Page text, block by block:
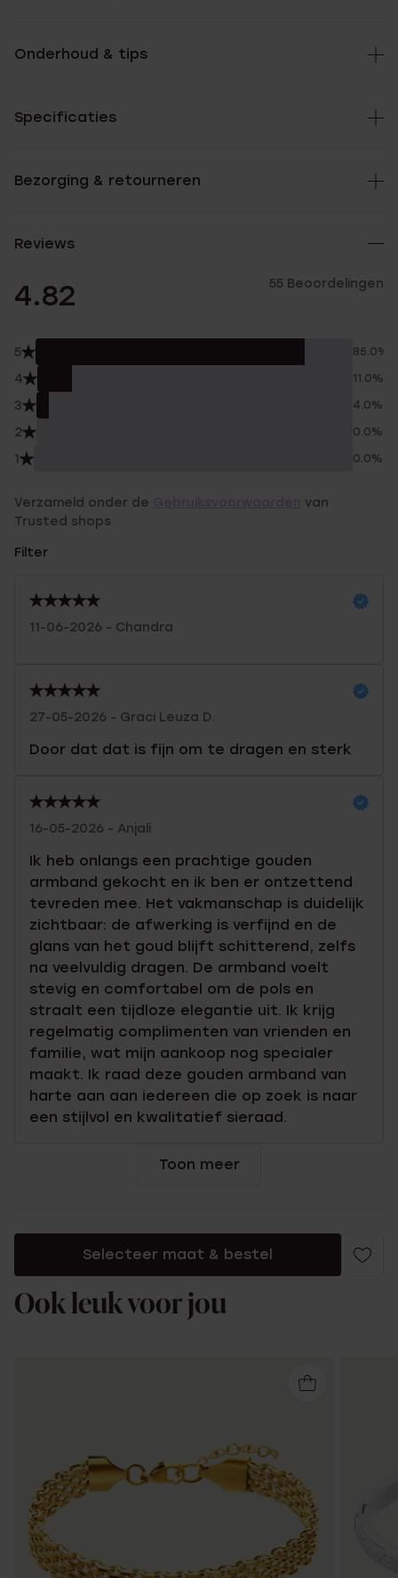
Onderhoud & tips
Specificaties
Bezorging & retourneren
Reviews
4.82 55 Beoordelingen
5 85.0%
4 11.0%
3 4.0%
2 0.0%
1 0.0%
Verzameld onder de
van
Trusted shops
Filter
11-06-2026 - Chandra
27-05-2026 - Graci Leuza D.
Door dat dat is fijn om te dragen en sterk
16-05-2026 - Anjali
Ik heb onlangs een prachtige gouden
armband gekocht en ik ben er ontzettend
tevreden mee. Het vakmanschap is duidelijk
zichtbaar: de afwerking is verfijnd en de
glans van het goud blijft schitterend, zelfs
na veelvuldig dragen. De armband voelt
stevig en comfortabel om de pols en
straalt een tijdloze elegantie uit. Ik krijg
regelmatig complimenten van vrienden en
familie, wat mijn aankoop nog specialer
maakt. Ik raad deze gouden armband van
harte aan aan iedereen die op zoek is naar
een stijlvol en kwalitatief sieraad.
Toon meer
Selecteer maat & bestel
Ook leuk voor jou